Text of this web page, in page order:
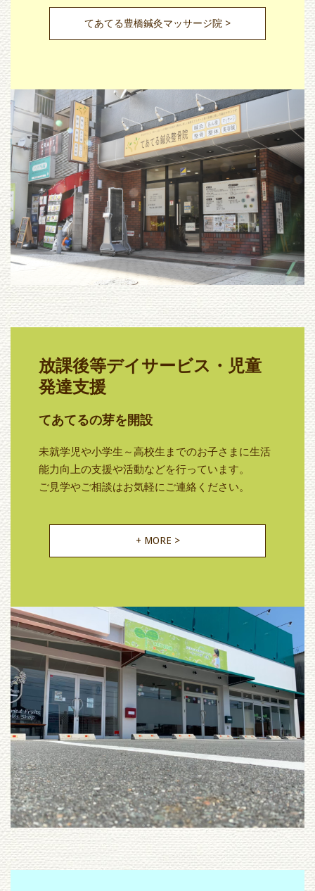
てあてる豊橋鍼灸マッサージ院 >
放課後等デイサービス・児童
発達支援
てあてるの芽を開設
未就学児や小学生～高校生までのお子さまに生活
能力向上の支援や活動などを行っています。
ご見学やご相談はお気軽にご連絡ください。
+ MORE >